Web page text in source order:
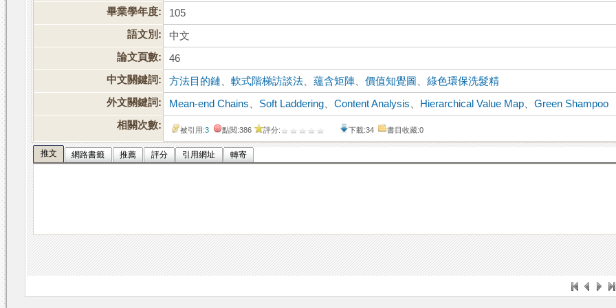
畢業學年度:
105
語文別:
中文
論文頁數:
46
中文關鍵詞:
方法目的鏈 、軟式階梯訪談法 、蘊含矩陣 、價值知覺圖 、綠色環保洗髮精
外文關鍵詞:
Mean-end Chains Soft Laddering 、Content Analysis Hierarchical Value Map 、Green Shampoo
相關次數:
被引用:3 點閱:386 評分: 下載:34 書目收藏:0
推文 網路書籤 推薦 評分 引用網址 轉寄